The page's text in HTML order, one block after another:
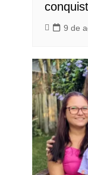
9 de